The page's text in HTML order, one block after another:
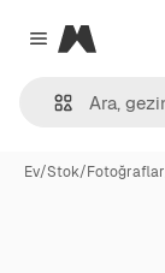
Close menu
Magnific
Ev/Stok/Fotoğraflar